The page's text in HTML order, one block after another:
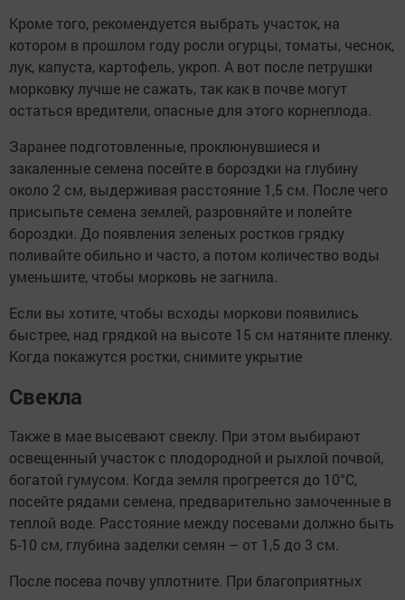
Кроме того, рекомендуется выбрать участок, на
котором в прошлом году росли огурцы, томаты, чеснок,
лук, капуста, картофель, укроп. А вот после петрушки
морковку лучше не сажать, так как в почве могут
остаться вредители, опасные для этого корнеплода.
Заранее подготовленные, проклюнувшиеся и
закаленные семена посейте в бороздки на глубину
около 2 см, выдерживая расстояние 1,5 см. После чего
присыпьте семена землей, разровняйте и полейте
бороздки. До появления зеленых ростков грядку
поливайте обильно и часто, а потом количество воды
уменьшите, чтобы морковь не загнила.
Если вы хотите, чтобы всходы моркови появились
быстрее, над грядкой на высоте 15 см натяните пленку.
Когда покажутся ростки, снимите укрытие
Свекла
Также в мае высевают свеклу. При этом выбирают
освещенный участок с плодородной и рыхлой почвой,
богатой гумусом. Когда земля прогреется до 10°С,
посейте рядами семена, предварительно замоченные в
теплой воде. Расстояние между посевами должно быть
5-10 см, глубина заделки семян – от 1,5 до 3 см.
После посева почву уплотните. При благоприятных